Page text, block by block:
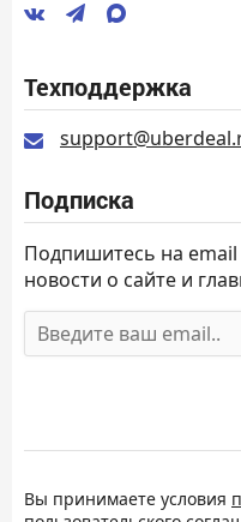
Техподдержка
Подписка
Подпишитесь на email
новости о сайте и
Вы принимаете условия